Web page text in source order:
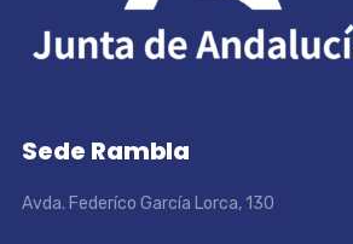
Sede Rambla
Avda. Federíco García Lorca, 130